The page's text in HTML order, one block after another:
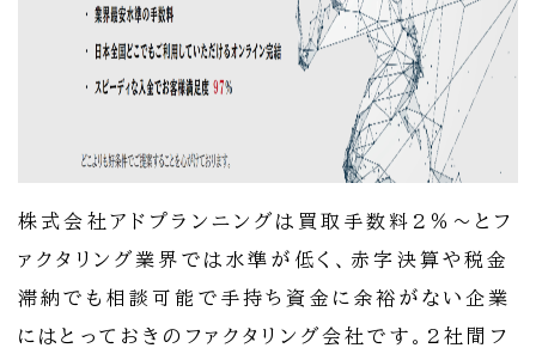
株式会社アドプランニングは買取手数料2％～とフ
ァクタリング業界では水準が低く、赤字決算や税金
滞納でも相談可能で手持ち資金に余裕がない企業
にはとっておきのファクタリング会社です。2社間フ